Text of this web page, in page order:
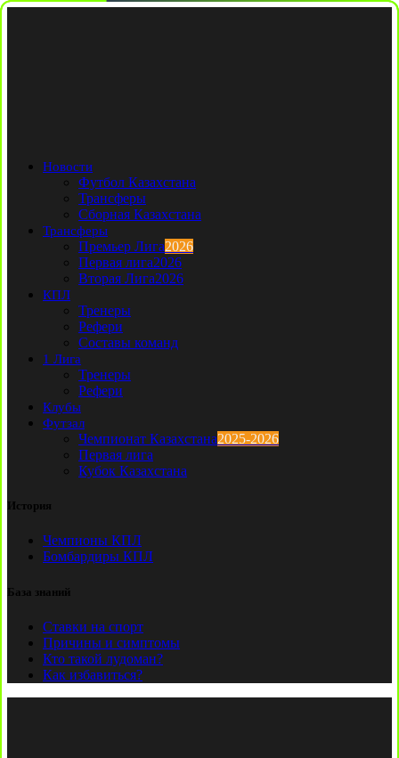
Новости
Футбол Казахстана
Трансферы
Сборная Казахстана
Трансферы
Премьер Лига2026
Первая лига2026
Вторая Лига2026
КПЛ
Тренеры
Рефери
Составы команд
1 Лига
Тренеры
Рефери
Клубы
Футзал
Чемпионат Казахстана2025-2026
Первая лига
Кубок Казахстана
История
Чемпионы КПЛ
Бомбардиры КПЛ
База знаний
Ставки на спорт
Причины и симптомы
Кто такой лудоман?
Как избавиться?